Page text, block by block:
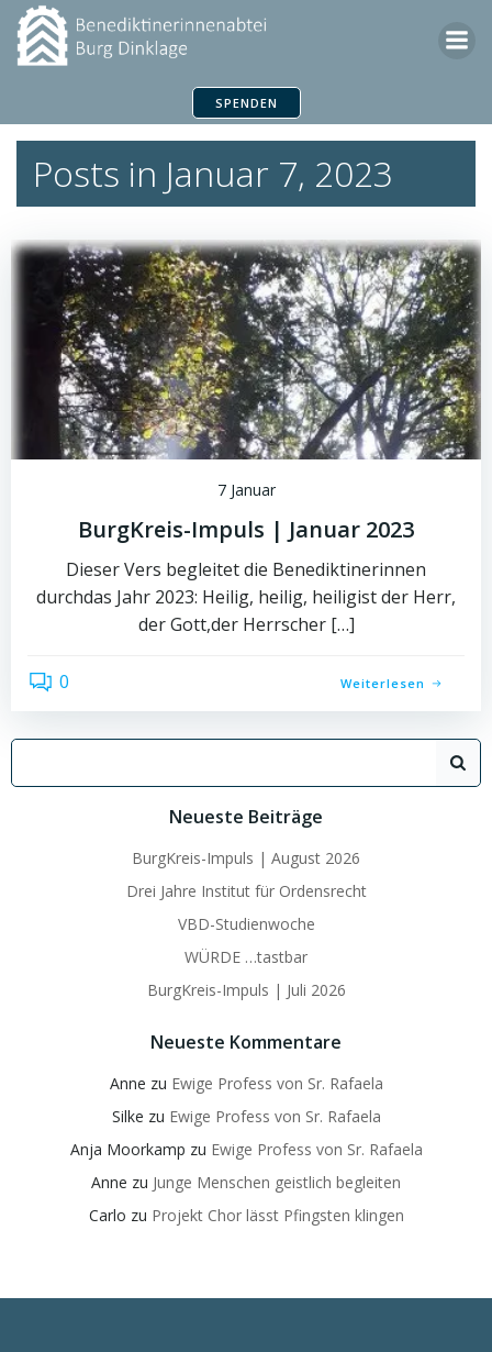
Zum
Inhalt
SPENDEN
Posts in Januar 7, 2023
7 Januar
BurgKreis-Impuls | Januar 2023
Dieser Vers begleitet die Benediktinerinnen
durchdas Jahr 2023: Heilig, heilig, heiligist der Herr,
der Gott,der Herrscher […]
0 Weiterlesen
for:
Neueste Beiträge
BurgKreis-Impuls | August 2026
Drei Jahre Institut für Ordensrecht
VBD-Studienwoche
WÜRDE …tastbar
BurgKreis-Impuls | Juli 2026
Neueste Kommentare
Anne zu Ewige Profess von Sr. Rafaela
Silke zu Ewige Profess von Sr. Rafaela
Anja Moorkamp zu Ewige Profess von Sr. Rafaela
Anne zu Junge Menschen geistlich begleiten
Carlo zu Projekt Chor lässt Pfingsten klingen